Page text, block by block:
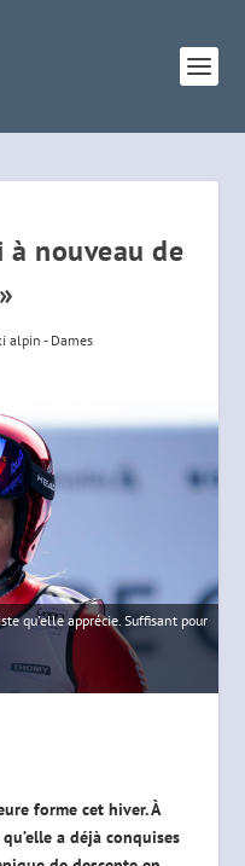
à nouveau de
alpin - Dames
qu'elle apprécie. Suffisant pour
forme cet hiver. À
a déjà conquises